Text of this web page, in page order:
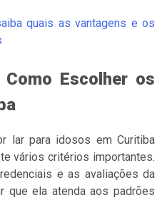
quais as vantagens e os
Escolher os
lar para idosos em Curitiba
vários critérios importantes.
e as avaliações da
que ela atenda aos padrões